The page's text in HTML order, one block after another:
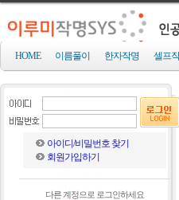
HOME 이름풀이 한자작명 셀프
아이디/비밀번호 찾기
회원가입하기
다른 계정으로 로그인하세요